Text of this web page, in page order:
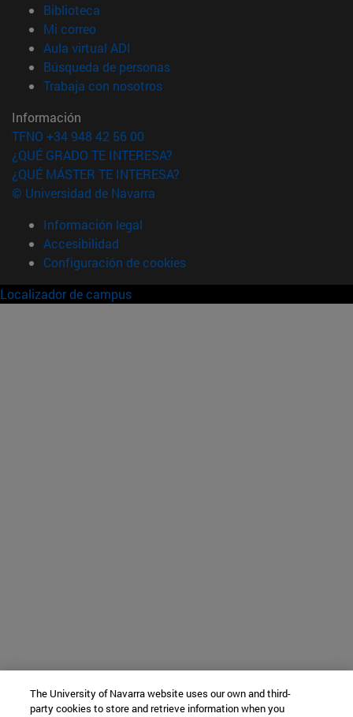
Biblioteca
Mi correo(abre en nueva ventana)
Aula virtual ADI
Búsqueda de personas(abre en nueva ventana)
Trabaja con nosotros(abre en nueva ventana)
Información
TFNO +34 948 42 56 00
¿QUÉ GRADO TE INTERESA?
¿QUÉ MÁSTER TE INTERESA?
© Universidad de Navarra
Información legal
Accesibilidad
Configuración de cookies
Localizador de campus
The University of Navarra website uses our own and third-
party cookies to store and retrieve information when you